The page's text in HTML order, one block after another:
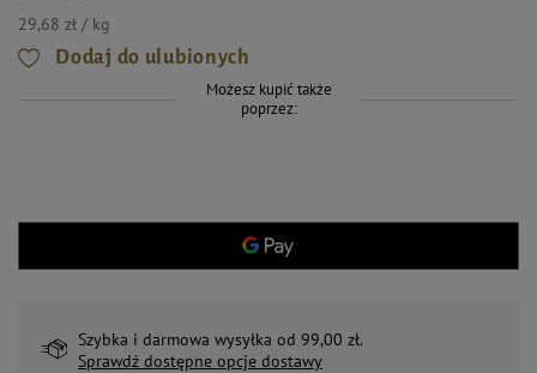
29,68 zł / kg
Dodaj do ulubionych
Możesz kupić także
poprzez:
Szybka i darmowa wysyłka od 99,00 zł.
Sprawdź dostępne opcje dostawy